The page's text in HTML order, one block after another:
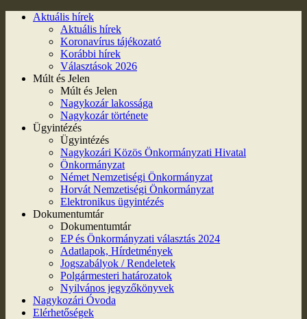
Aktuális hírek
Aktuális hírek
Koronavírus tájékozató
Korábbi hírek
Választások 2026
Múlt és Jelen
Múlt és Jelen
Nagykozár lakossága
Nagykozár története
Ügyintézés
Ügyintézés
Nagykozári Közös Önkormányzati Hivatal
Önkormányzat
Német Nemzetiségi Önkormányzat
Horvát Nemzetiségi Önkormányzat
Elektronikus ügyintézés
Dokumentumtár
Dokumentumtár
EP és Önkormányzati választás 2024
Adatlapok, Hírdetmények
Jogszabályok / Rendeletek
Polgármesteri határozatok
Nyilvános jegyzőkönyvek
Nagykozári Óvoda
Elérhetőségek